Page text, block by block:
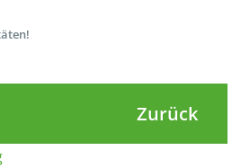
Zurück